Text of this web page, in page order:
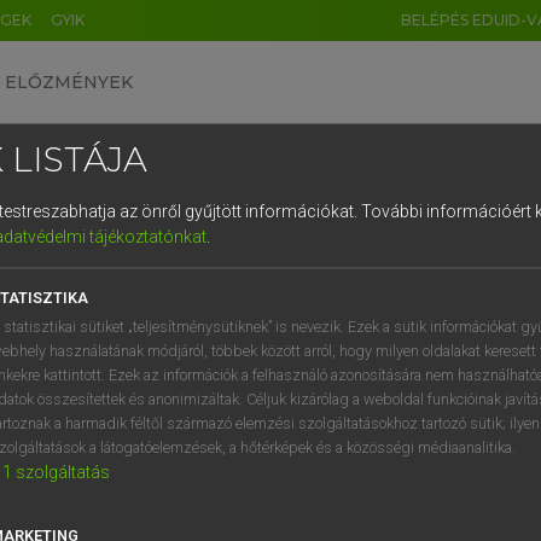
GYIK BELÉPÉS EDUID-
ELŐZMÉNYEK
nagyszótár
VAN ELŐFIZETÉSED?
megtekintéséhez.
LISTÁJA
az önről gyűjtött információkat. További információért
tájékoztatónkat.
statisztikai sütiket „teljesítménysütiknek” is nevezik. Ezek a sütik információkat
használatának módjáról, többek között arról, hogy milyen oldalakat keresett
kattintott. Ezek az információk a felhasználó azonosítására nem
összesítettek és anonimizáltak. Céljuk kizárólag a weboldal funkcióinak
a harmadik féltől származó elemzési szolgáltatásokhoz tartozó sütik;
a látogatóelemzések, a hőtérképek és a közösségi médiaanalitika.
1 szolgáltatás
DE CN FR ES IT NL
1 2 3 4 5 6 7 8 9
q w e r t z u i
a s d f g h j k l é
í y x c v b n m , .